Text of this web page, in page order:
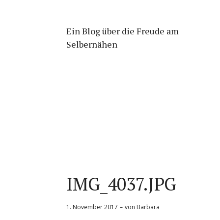
Ein Blog über die Freude am
Selbernähen
IMG_4037.JPG
1. November 2017 von Barbara